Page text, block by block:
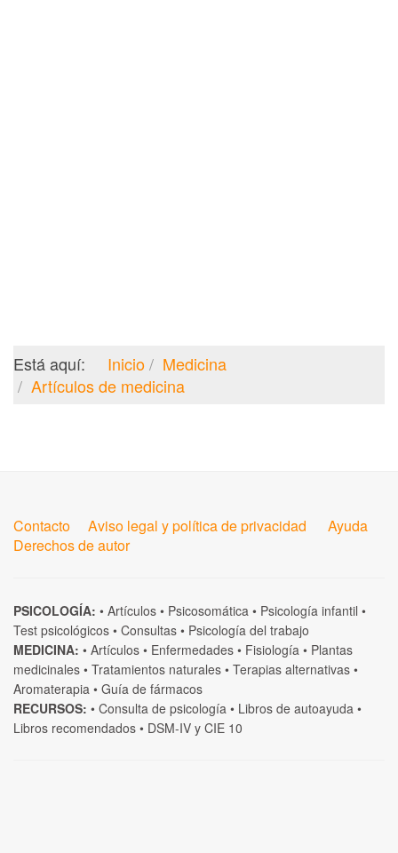
Está aquí: Inicio
Medicina
Artículos de medicina
Contacto Aviso legal y política de privacidad
Ayuda
Derechos de autor
PSICOLOGÍA: • Artículos • Psicosomática • Psicología infantil •
Test psicológicos • Consultas • Psicología del trabajo
MEDICINA: • Artículos • Enfermedades • Fisiología • Plantas
medicinales • Tratamientos naturales • Terapias alternativas •
Aromaterapia • Guía de fármacos
RECURSOS: • Consulta de psicología • Libros de autoayuda •
Libros recomendados • DSM-IV y CIE 10